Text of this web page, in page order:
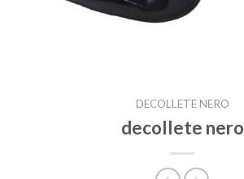
DECOLLETE NERO
decollete nero